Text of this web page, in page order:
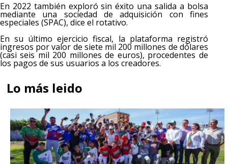
En 2022 también exploró sin éxito una salida a bolsa
mediante una sociedad de adquisición con fines
especiales (SPAC), dice el rotativo.
En su último ejercicio fiscal, la plataforma registró
ingresos por valor de siete mil 200 millones de dólares
(casi seis mil 200 millones de euros), procedentes de
los pagos de sus usuarios a los creadores.
Lo más leido